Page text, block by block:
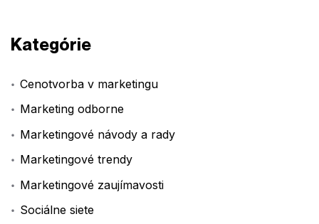
Kategórie
Cenotvorba v marketingu
Marketing odborne
Marketingové návody a rady
Marketingové trendy
Marketingové zaujímavosti
Sociálne siete